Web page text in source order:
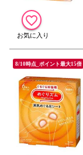
8/10時点_ポイント最大15倍